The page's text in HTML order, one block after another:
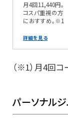
月4回11,440円。
コスパ重視の方
におすすめ。※1
詳細を見る
（※1）月4回
パーソナル